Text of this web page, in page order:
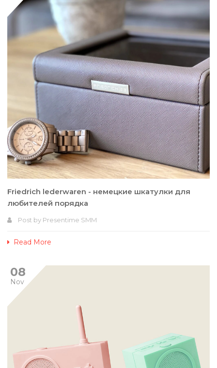
Friedrich lederwaren - немецкие шкатулки для
любителей порядка
Post by Presentime SMM
Read More
08
Nov